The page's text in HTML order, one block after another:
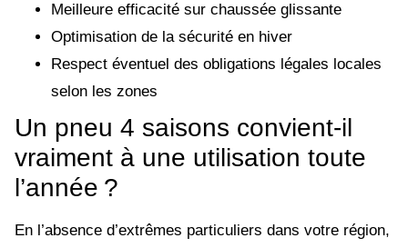
Meilleure efficacité sur chaussée glissante
Optimisation de la sécurité en hiver
Respect éventuel des obligations légales locales
selon les zones
Un pneu 4 saisons convient-il
vraiment à une utilisation toute
l’année ?
En l’absence d’extrêmes particuliers dans votre région,